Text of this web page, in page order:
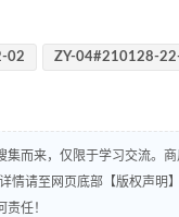
02 ZY-04#210128-
集而来，仅限于学习交流。
情请至网页底部【版权声明
责任！